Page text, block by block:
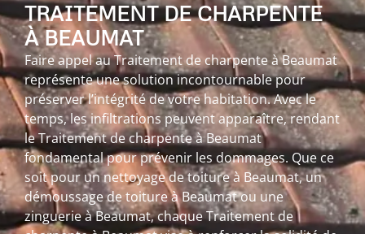
TRAITEMENT DE CHARPENTE
À BEAUMAT
Faire appel au Traitement de charpente à Beaumat
représente une solution incontournable pour
préserver l’intégrité de votre habitation. Avec le
temps, les infiltrations peuvent apparaître, rendant
le Traitement de charpente à Beaumat
fondamental pour prévenir les dommages. Que ce
soit pour un nettoyage de toiture à Beaumat, un
démoussage de toiture à Beaumat ou une
zinguerie à Beaumat, chaque Traitement de